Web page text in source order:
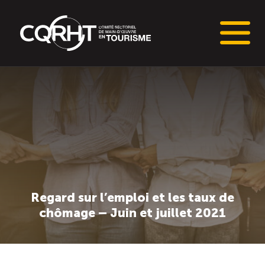
Informations sur le marché du travail (IMT)
Tableaux de bord de l’industrie touristique
Main-d’oeuvre en tourisme
Le pôle IMT
Regard sur l’emploi et les taux de
chômage – Juin et juillet 2021